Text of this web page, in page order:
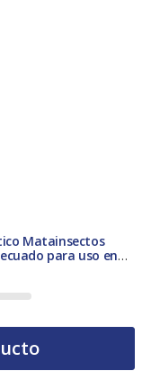
Matainsectos
para uso en